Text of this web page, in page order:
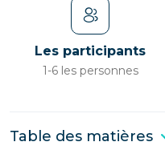
Les participants
1-6 les personnes
Table des matières